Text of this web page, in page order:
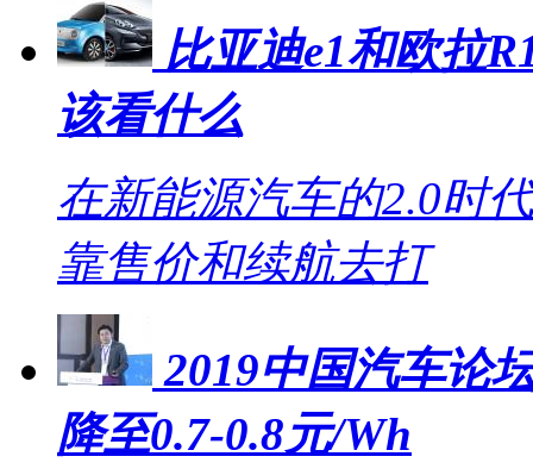
比亚迪e1和欧拉
该看什么
在新能源汽车的2.0时
靠售价和续航去打
2019中国汽车论
降至0.7-0.8元/Wh